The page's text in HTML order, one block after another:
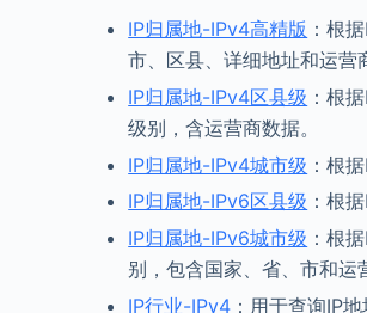
IP归属地-IPv4高精版 ：根
市、区县、详细地址和运营
IP归属地-IPv4区县级 ：根
级别，含运营商数据。
IP归属地-IPv4城市级 ：根
IP归属地-IPv6区县级 ：根
IP归属地-IPv6城市级 ：根
别，包含国家、省、市和运
IP行业-IPv4 ：用于查询IP